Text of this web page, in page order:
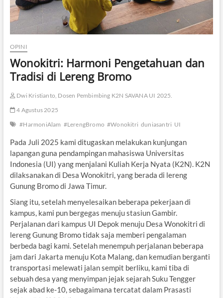
OPINI
Wonokitri: Harmoni Pengetahuan dan
Tradisi di Lereng Bromo
Dwi Kristianto, Dosen Pembimbing K2N SAVANA UI 2025.
4 Agustus 2025
#HarmoniAlam #LerengBromo #Wonokitri duniasantri UI
Pada Juli 2025 kami ditugaskan melakukan kunjungan
lapangan guna pendampingan mahasiswa Universitas
Indonesia (UI) yang menjalani Kuliah Kerja Nyata (K2N). K2N
dilaksanakan di Desa Wonokitri, yang berada di lereng
Gunung Bromo di Jawa Timur.
Siang itu, setelah menyelesaikan beberapa pekerjaan di
kampus, kami pun bergegas menuju stasiun Gambir.
Perjalanan dari kampus UI Depok menuju Desa Wonokitri di
lereng Gunung Bromo tidak saja memberi pengalaman
berbeda bagi kami. Setelah menempuh perjalanan beberapa
jam dari Jakarta menuju Kota Malang, dan kemudian berganti
transportasi melewati jalan sempit berliku, kami tiba di
sebuah desa yang menyimpan jejak sejarah Suku Tengger
sejak abad ke-10, sebagaimana tercatat dalam Prasasti